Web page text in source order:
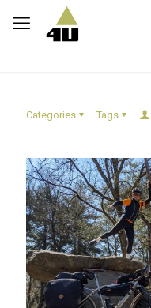
Categories Tags